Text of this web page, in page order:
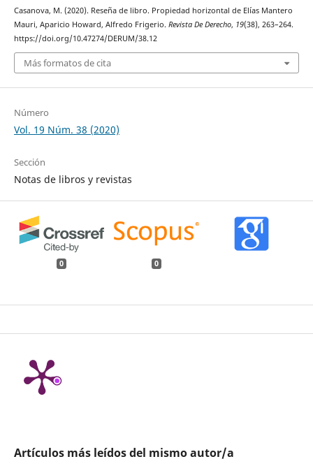
Casanova, M. (2020). Reseña de libro. Propiedad horizontal de Elías Mantero
Mauri, Aparicio Howard, Alfredo Frigerio. Revista De Derecho, 19(38), 263–264.
https://doi.org/10.47274/DERUM/38.12
Más formatos de cita
Número
Vol. 19 Núm. 38 (2020)
Sección
Notas de libros y revistas
0 0
Artículos más leídos del mismo autor/a